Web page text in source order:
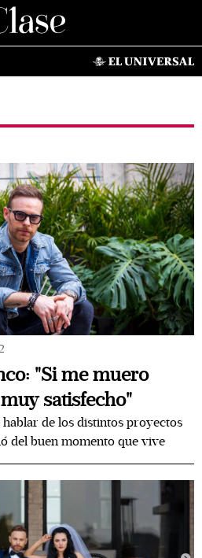
"Si me muero
satisfecho"
de los distintos proyectos
del buen momento que vive